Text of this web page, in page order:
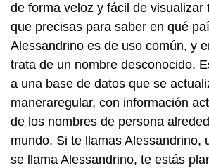
de forma veloz y fácil de visualizar
que precisas para saber en qué
Alessandrino es de uso común, y
trata de un nombre desconocido.
a una base de datos que se
maneraregular, con información
de los nombres de persona
mundo. Si te llamas Alessandrino,
se llama Alessandrino, te estás